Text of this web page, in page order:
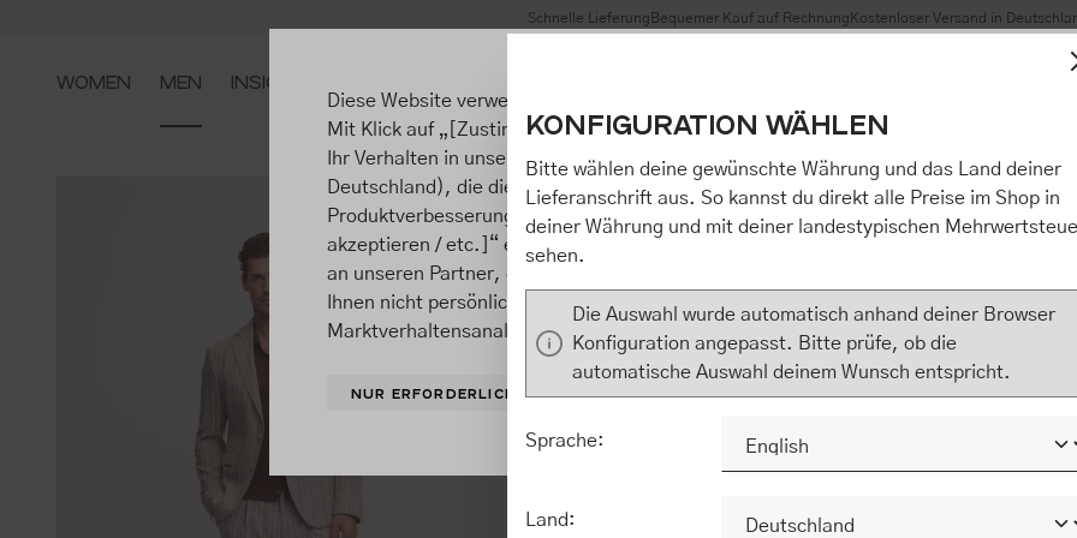
Zur Hauptnavigation springen Schnelle Lieferung Bequemer Kauf auf Rechnung Kostenloser Versand in
WOMEN MEN INSIGHTS
Diese Website verwendet Cookies, um eine bestmögliche Erfahrung bieten zu können.
Mit Klick auf „[Zustimmen / Alles akzeptieren / etc.]“ erteilen Sie Ihre Einwilligung
Ihr Verhalten in unserem Shop an unseren Partner, die shopware AG (Ebbinghoff 10,
Deutschland), die diese Daten Ihnen nicht persönlich zuordnen kann, sie aber zu
Produktverbesserungen, Marktverhaltensanalysen) verarbeiten darf. Mit Klick auf
akzeptieren / etc.]“ erteilen Sie Ihre Einwilligung auch in die Weitergabe über Ihr
an unseren Partner, die shopware AG (Ebbinghoff 10, 48624 Schöppingen,
Ihnen nicht persönlich zuordnen kann, sie aber zu eigenen Zwecken (z.B.
Marktverhaltensanalysen) verarbeiten darf.
NUR ERFORDERLICHE KONFIGURIEREN ALLE COOKIES
KONFIGURATION WÄHLEN
Bitte wählen deine gewünschte Währung und das Land deiner
Lieferanschrift aus. So kannst du direkt alle Preise im Shop in
deiner Währung und mit deiner landestypischen
sehen.
Die Auswahl wurde automatisch anhand deiner Browser
Konfiguration angepasst. Bitte prüfe, ob die
automatische Auswahl deinem Wunsch entspricht.
Sprache:
Land: